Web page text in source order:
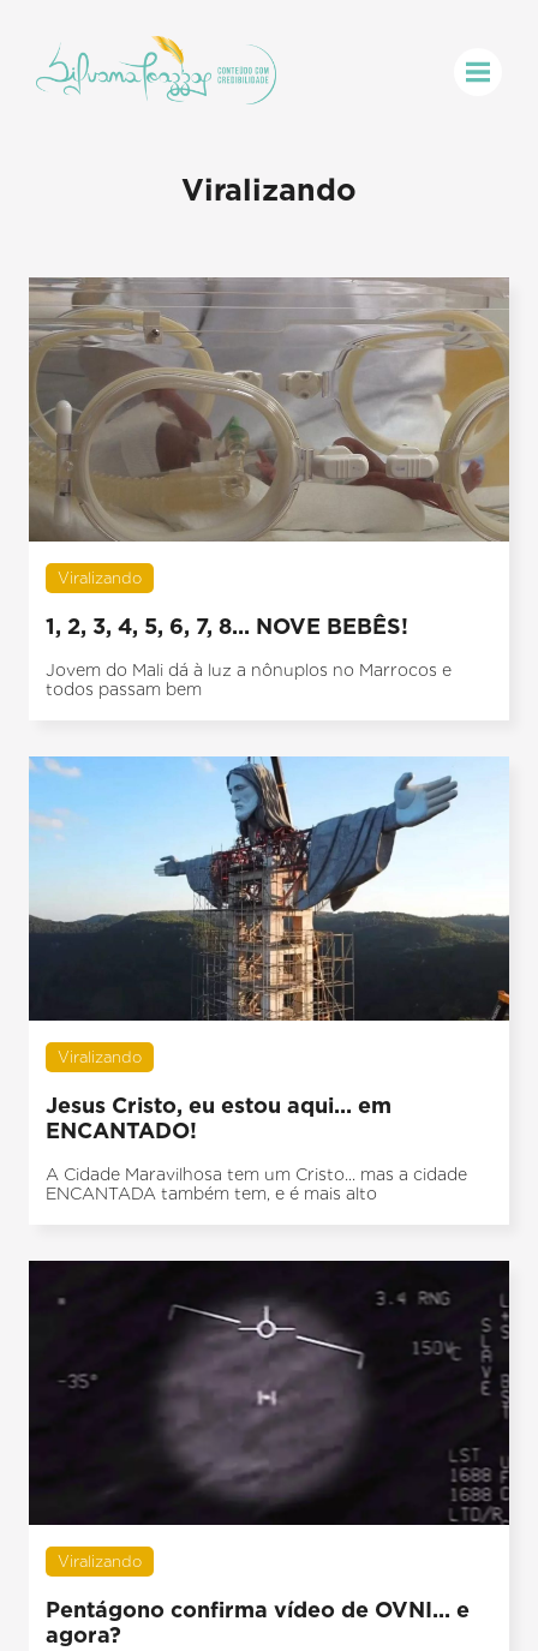
Viralizando
Viralizando
1, 2, 3, 4, 5, 6, 7, 8... NOVE BEBÊS!
Jovem do Mali dá à luz a nônuplos no Marrocos e
todos passam bem
Viralizando
Jesus Cristo, eu estou aqui... em
ENCANTADO!
A Cidade Maravilhosa tem um Cristo... mas a cidade
ENCANTADA também tem, e é mais alto
Viralizando
Pentágono confirma vídeo de OVNI... e
agora?